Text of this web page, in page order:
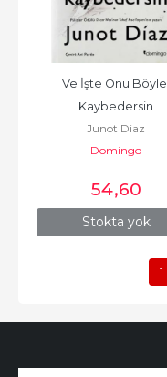
Stokta yok
Ve İşte Onu Böyle
Kaybedersin
Junot Diaz
Domingo
54,60
1